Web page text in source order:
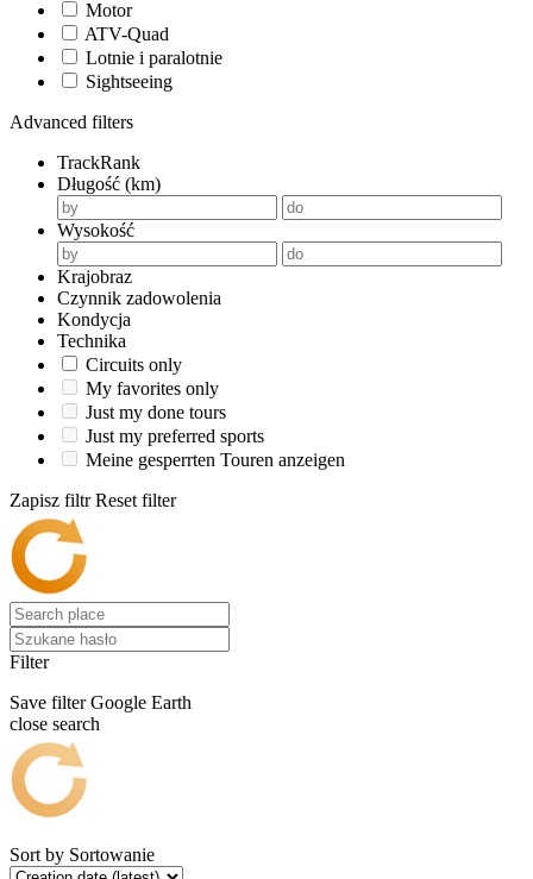
Motor
ATV-Quad
Lotnie i paralotnie
Sightseeing
Advanced filters
TrackRank
Długość (km)
Wysokość
Krajobraz
Czynnik zadowolenia
Kondycja
Technika
Circuits only
My favorites only
Just my done tours
Just my preferred sports
Meine gesperrten Touren anzeigen
Zapisz filtr Reset filter
Filter
Save filter Google Earth
close search
Sort by Sortowanie